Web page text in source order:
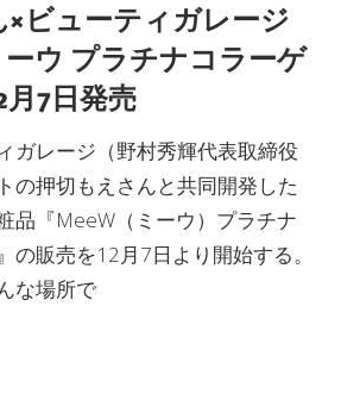
ビューティガレージ
ウ プラチナコラーゲ
7日発売
ガレージ（野村秀輝代表取締役
の押切もえさんと共同開発した
品『MeeW（ミーウ）プラチナ
の販売を12月7日より開始する。
な場所で